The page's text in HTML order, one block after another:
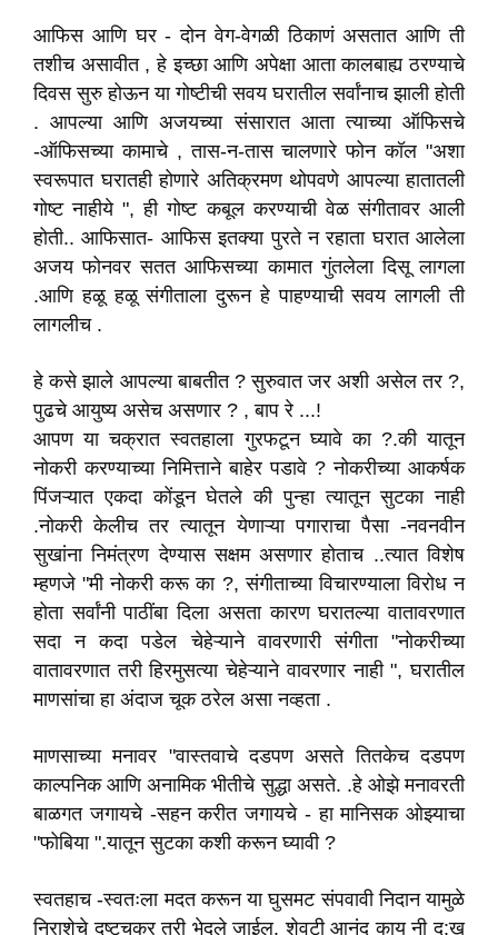
आफिस आणि घर - दोन वेग-वेगळी ठिकाणं असतात आणि ती
तशीच असावीत , हे इच्छा आणि अपेक्षा आता कालबाह्य ठरण्याचे
दिवस सुरु होऊन या गोष्टीची सवय घरातील सर्वांनाच झाली होती
. आपल्या आणि अजयच्या संसारात आता त्याच्या ऑफिसचे
-ऑफिसच्या कामाचे , तास-न-तास चालणारे फोन कॉल "अशा
स्वरूपात घरातही होणारे अतिक्रमण थोपवणे आपल्या हातातली
गोष्ट नाहीये ", ही गोष्ट कबूल करण्याची वेळ संगीतावर आली
होती.. आफिसात- आफिस इतक्या पुरते न रहाता घरात आलेला
अजय फोनवर सतत आफिसच्या कामात गुंतलेला दिसू लागला
.आणि हळू हळू संगीताला दुरून हे पाहण्याची सवय लागली ती
लागलीच .
हे कसे झाले आपल्या बाबतीत ? सुरुवात जर अशी असेल तर ?,
पुढचे आयुष्य असेच असणार ? , बाप रे ...!
आपण या चक्रात स्वतहाला गुरफटून घ्यावे का ?.की यातून
नोकरी करण्याच्या निमित्ताने बाहेर पडावे ? नोकरीच्या आकर्षक
पिंजऱ्यात एकदा कोंडून घेतले की पुन्हा त्यातून सुटका नाही
.नोकरी केलीच तर त्यातून येणाऱ्या पगाराचा पैसा -नवनवीन
सुखांना निमंत्रण देण्यास सक्षम असणार होताच ..त्यात विशेष
म्हणजे "मी नोकरी करू का ?, संगीताच्या विचारण्याला विरोध न
होता सर्वांनी पाठींबा दिला असता कारण घरातल्या वातावरणात
सदा न कदा पडेल चेहेऱ्याने वावरणारी संगीता "नोकरीच्या
वातावरणात तरी हिरमुसत्या चेहेऱ्याने वावरणार नाही ", घरातील
माणसांचा हा अंदाज चूक ठरेल असा नव्हता .
माणसाच्या मनावर "वास्तवाचे दडपण असते तितकेच दडपण
काल्पनिक आणि अनामिक भीतीचे सुद्धा असते. .हे ओझे मनावरती
बाळगत जगायचे -सहन करीत जगायचे - हा मानिसक ओझ्याचा
"फोबिया ".यातून सुटका कशी करून घ्यावी ?
स्वतहाच -स्वतःला मदत करून या घुसमट संपवावी निदान यामुळे
निराशेचे दुष्टचक्र तरी भेदले जाईल. शेवटी आनंद काय नी दु:ख